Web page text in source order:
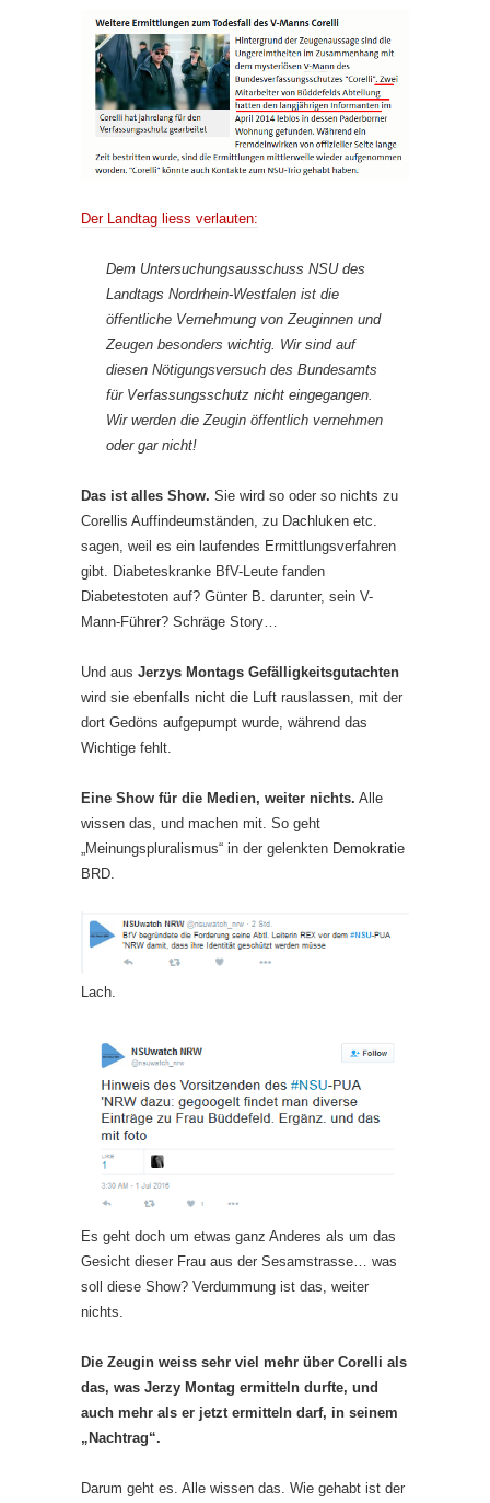
Der Landtag liess verlauten:
Dem Untersuchungsausschuss NSU des
Landtags Nordrhein-Westfalen ist die
öffentliche Vernehmung von Zeuginnen und
Zeugen besonders wichtig. Wir sind auf
diesen Nötigungsversuch des Bundesamts
für Verfassungsschutz nicht eingegangen.
Wir werden die Zeugin öffentlich vernehmen
oder gar nicht!
Das ist alles Show. Sie wird so oder so nichts zu
Corellis Auffindeumständen, zu Dachluken etc.
sagen, weil es ein laufendes Ermittlungsverfahren
gibt. Diabeteskranke BfV-Leute fanden
Diabetestoten auf? Günter B. darunter, sein V-
Mann-Führer? Schräge Story…
Und aus Jerzys Montags Gefälligkeitsgutachten
wird sie ebenfalls nicht die Luft rauslassen, mit der
dort Gedöns aufgepumpt wurde, während das
Wichtige fehlt.
Eine Show für die Medien, weiter nichts. Alle
wissen das, und machen mit. So geht
„Meinungspluralismus“ in der gelenkten Demokratie
BRD.
Lach.
Es geht doch um etwas ganz Anderes als um das
Gesicht dieser Frau aus der Sesamstrasse… was
soll diese Show? Verdummung ist das, weiter
nichts.
Die Zeugin weiss sehr viel mehr über Corelli als
das, was Jerzy Montag ermitteln durfte, und
auch mehr als er jetzt ermitteln darf, in seinem
„Nachtrag“.
Darum geht es. Alle wissen das. Wie gehabt ist der